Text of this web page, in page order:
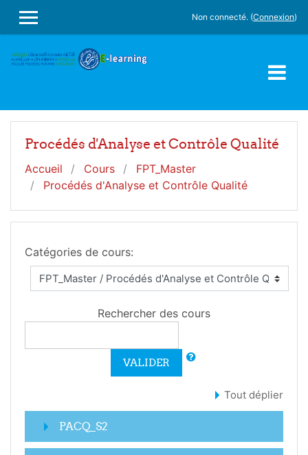
PANNEAU LATÉRAL
Non connecté. (Connexion)
Procédés d'Analyse et Contrôle Qualité
Accueil Cours
FPT_Master
Procédés d'Analyse et Contrôle Qualité
Catégories de cours:
Rechercher des cours
VALIDER
Tout déplier
PACQ_S2